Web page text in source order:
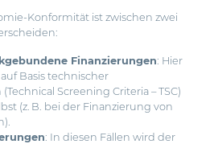
Konformität ist zwischen zwei
Finanzierungen: Hier
Basis technischer
Screening Criteria – TSC)
(z. B. bei der Finanzierung von
: In diesen Fällen wird der